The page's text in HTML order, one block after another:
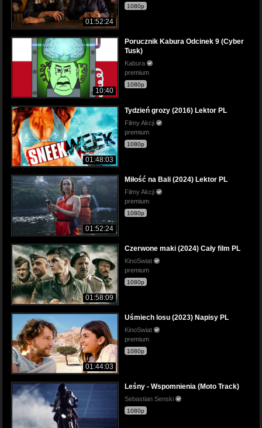
01:52:24
1080p
10:40
Porucznik Kabura Odcinek 9 (Cyber
Tusk)
Kabura
premium
1080p
01:48:03
Tydzień grozy (2016) Lektor PL
Filmy Akcji
premium
1080p
01:52:24
Miłość na Bali (2024) Lektor PL
Filmy Akcji
premium
1080p
01:58:09
Czerwone maki (2024) Cały film PL
KinoSwiat
premium
1080p
01:44:03
Uśmiech losu (2023) Napisy PL
KinoSwiat
premium
1080p
Leśny - Wspomnienia (Moto Track)
Sebastian Senski
1080p